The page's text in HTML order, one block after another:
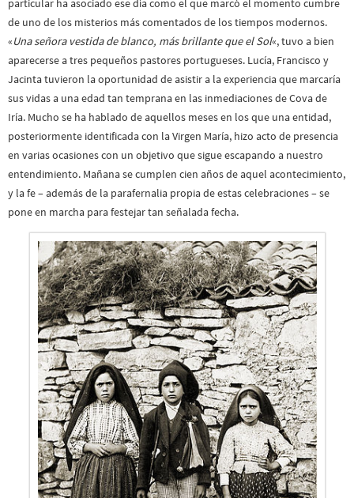
particular ha asociado ese día como el que marcó el momento cumbre
de uno de los misterios más comentados de los tiempos modernos.
«Una señora vestida de blanco, más brillante que el Sol«, tuvo a bien
aparecerse a tres pequeños pastores portugueses. Lucía, Francisco y
Jacinta tuvieron la oportunidad de asistir a la experiencia que marcaría
sus vidas a una edad tan temprana en las inmediaciones de Cova de
Iría. Mucho se ha hablado de aquellos meses en los que una entidad,
posteriormente identificada con la Virgen María, hizo acto de presencia
en varias ocasiones con un objetivo que sigue escapando a nuestro
entendimiento. Mañana se cumplen cien años de aquel acontecimiento,
y la fe – además de la parafernalia propia de estas celebraciones – se
pone en marcha para festejar tan señalada fecha.